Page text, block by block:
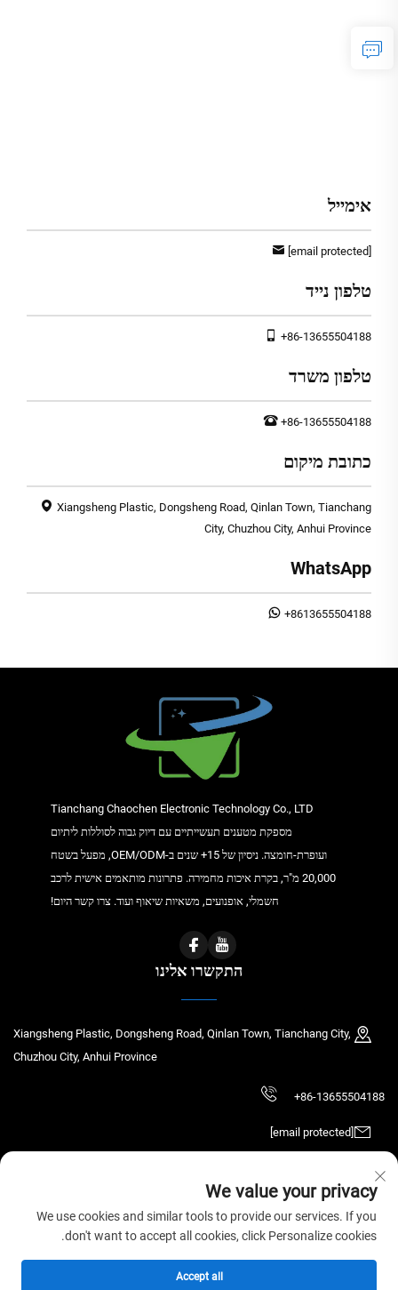
אימייל
[email protected]
טלפון נייד
+86-13655504188
טלפון משרד
+86-13655504188
כתובת מיקום
Xiangsheng Plastic, Dongsheng Road, Qinlan Town, Tianchang
City, Chuzhou City, Anhui Province
WhatsApp
+8613655504188
Tianchang Chaochen Electronic Technology Co., LTD
מספקת מטענים תעשייתיים עם דיוק גבוה לסוללות ליתיום
ועופרת-חומצה. ניסיון של 15+ שנים ב-OEM/ODM, מפעל בשטח
20,000 מ"ר, בקרת איכות מחמירה. פתרונות מותאמים אישית לרכב
חשמלי, אופנועים, משאיות שיאוף ועוד. צרו קשר היום!
התקשרו אלינו
Xiangsheng Plastic, Dongsheng Road, Qinlan Town, Tianchang City,
Chuzhou City, Anhui Province
+86-13655504188
הזכויות שמורות. מדיניותICY
We value your privacy
We use cookies and similar tools to provide our services. If you
don't want to accept all cookies, click Personalize cookies.
Accept all